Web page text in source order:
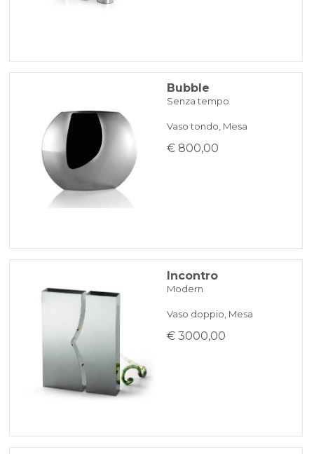
Bubble
Senza tempo
Vaso tondo, Mesa
€ 800,00
Incontro
Modern
Vaso doppio, Mesa
€ 3000,00